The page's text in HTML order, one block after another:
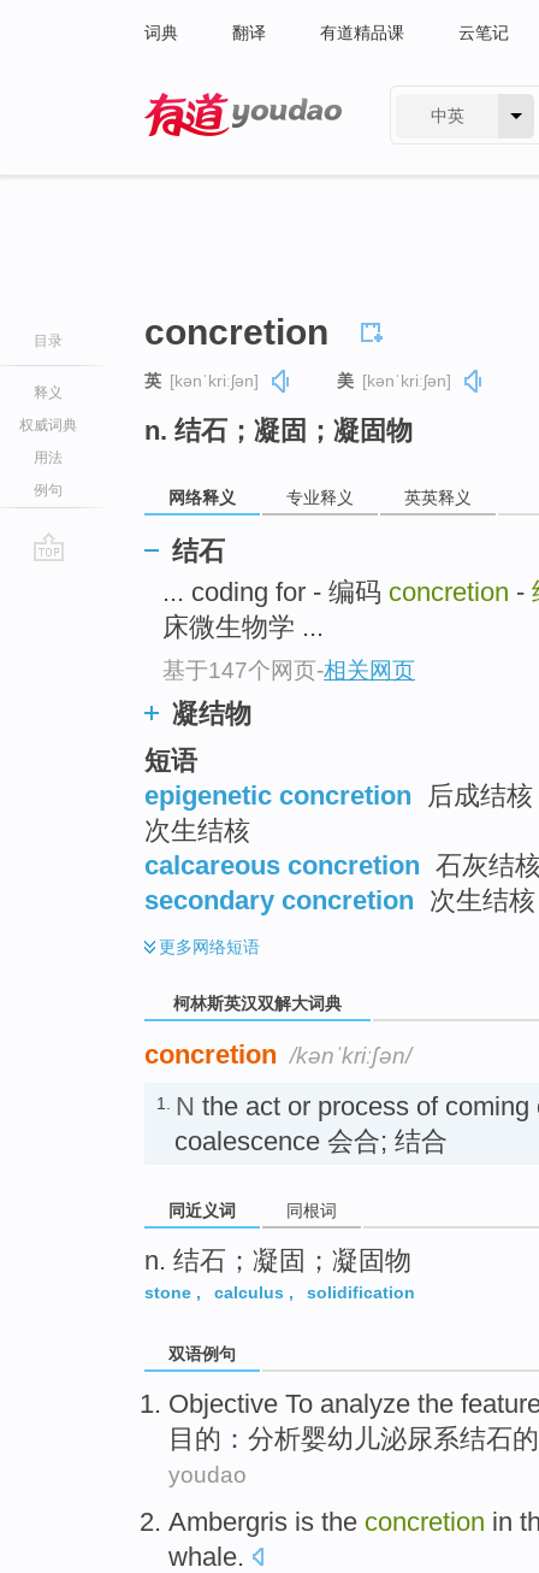
词典 翻译 有道精品课 云笔记
中英
目录
释义
权威词典
用法
例句
concretion
英 [kənˈkriːʃən] 美 [kənˈkriːʃən]
n. 结石；凝固；凝固物
网络释义 专业释义 英英释义
结石
... coding for - 编码 concretion -
床微生物学 ...
基于147个网页-相关网页
凝结物
短语
epigenetic concretion
后成结
次生结核
calcareous concretion 石灰结
secondary concretion 次生结核
更多网络短语
柯林斯英汉双解大词典
concretion /kənˈkriːʃən/
1. N the act or process of
coalescence 会合; 结合
同近义词 同根词
n. 结石；凝固；凝固物
stone , calculus , solidification
双语例句
Objective To analyze the
目的 ： 分析婴幼儿泌尿系结石的
youdao
Ambergris is the concretion in
whale.